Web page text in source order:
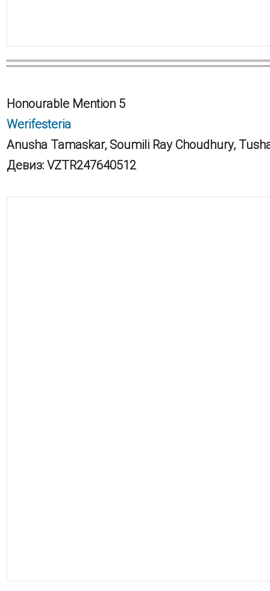
Honourable Mention 5
Werifesteria
Anusha Tamaskar, Soumili Ray Choudhury,
Девиз: VZTR247640512